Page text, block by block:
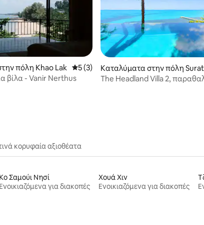
15 κριτικές
πόλη Khao Lak Μέση βαθμολογία: 5 στα 5, 3 κριτικές
5 (3)
βίλα - Vanir Nerthus
Καταλύματα στην πόλη
hani
The Headland Villa 2,
κορυφαία αξιοθέατα
Κο Σαμούι Νησί
Ενοικιαζόμενα για διακοπές
Χουά Χιν
Ενοικιαζόμενα για διακοπές